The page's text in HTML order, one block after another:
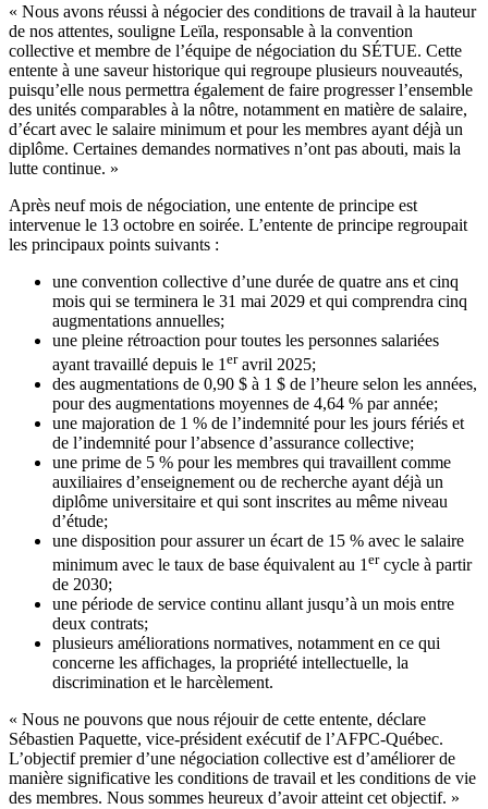
« Nous avons réussi à négocier des conditions de travail à la hauteur
de nos attentes, souligne Leïla, responsable à la convention
collective et membre de l’équipe de négociation du SÉTUE. Cette
entente à une saveur historique qui regroupe plusieurs nouveautés,
puisqu’elle nous permettra également de faire progresser l’ensemble
des unités comparables à la nôtre, notamment en matière de salaire,
d’écart avec le salaire minimum et pour les membres ayant déjà un
diplôme. Certaines demandes normatives n’ont pas abouti, mais la
lutte continue. »
Après neuf mois de négociation, une entente de principe est
intervenue le 13 octobre en soirée. L’entente de principe regroupait
les principaux points suivants :
une convention collective d’une durée de quatre ans et cinq
mois qui se terminera le 31 mai 2029 et qui comprendra cinq
augmentations annuelles;
une pleine rétroaction pour toutes les personnes salariées
ayant travaillé depuis le 1 eravril 2025;
des augmentations de 0,90 $ à 1 $ de l’heure selon les années,
pour des augmentations moyennes de 4,64 % par année;
une majoration de 1 % de l’indemnité pour les jours fériés et
de l’indemnité pour l’absence d’assurance collective;
une prime de 5 % pour les membres qui travaillent comme
auxiliaires d’enseignement ou de recherche ayant déjà un
diplôme universitaire et qui sont inscrites au même niveau
d’étude;
une disposition pour assurer un écart de 15 % avec le salaire
minimum avec le taux de base équivalent au 1 ercycle à partir
de 2030;
une période de service continu allant jusqu’à un mois entre
deux contrats;
plusieurs améliorations normatives, notamment en ce qui
concerne les affichages, la propriété intellectuelle, la
discrimination et le harcèlement.
« Nous ne pouvons que nous réjouir de cette entente, déclare
Sébastien Paquette, vice-président exécutif de l’AFPC-Québec.
L’objectif premier d’une négociation collective est d’améliorer de
manière significative les conditions de travail et les conditions de vie
des membres. Nous sommes heureux d’avoir atteint cet objectif. »